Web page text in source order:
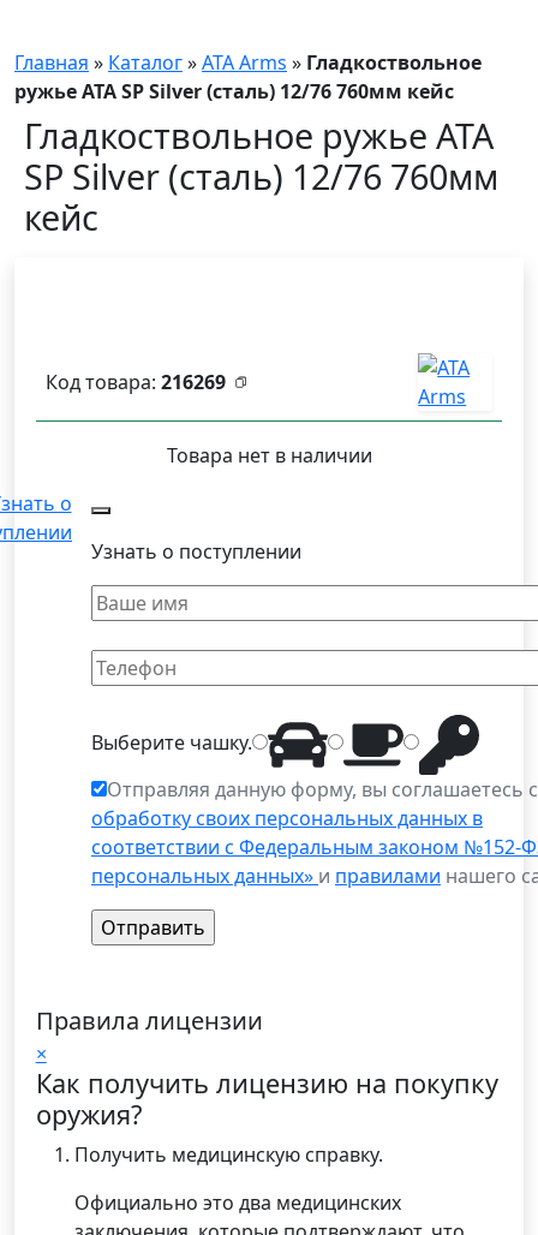
Главная » Каталог»ATA Arms » Гладкоствольное
ружье ATA SP Silver (сталь) 12/76 760мм кейс
Гладкоствольное ружье ATA
SP Silver (сталь) 12/76 760мм
кейс
Код товара: 216269
Товара нет в наличии
о
Узнать о поступлении
Выберите чашку.
Отправляя данную форму, вы соглашаетесь
обработку своих персональных данных в
соответствии с Федеральным законом №152-
персональных данных» и правилами нашего
Правила лицензии
×
Как получить лицензию на покупку
оружия?
Получить медицинскую справку.
Официально это два медицинских